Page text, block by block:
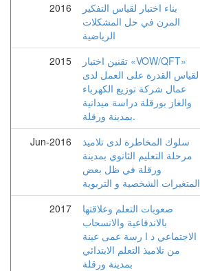
2016
بناء اختبار لقياس التفكير
المرن في حل المشكلات
الرياضية
2015
تقنين اختبار «VOW/QFT»
لقياس القدرة على العمل لدى
عمال شركة توزيع الكهرباء
والغاز بورقلة دراسة ميدانية
بمدينة ورقلة.
Jun-2016
سلوك المخاطرة لدى تلاميذ
مرحلة التعليم الثانوي بمدينة
ورقلة في ظل بعض
المتغيرات الشخصية و التربوية
2017
صعوبات التعلم وعلاقتها
بالاندفاعية والانسحاب
الاجتماعي د ا رسة عمى عينة
من تلاميذ التعلم الابتدائي
بمدينة ورقلة